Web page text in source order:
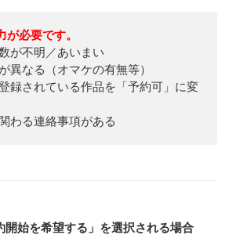
必要です。
が不明／あいまい
異なる（オマケの有無等）
録されている作品を「予約可」に変
わる連絡事項がある
開始を希望する」を選択される場合